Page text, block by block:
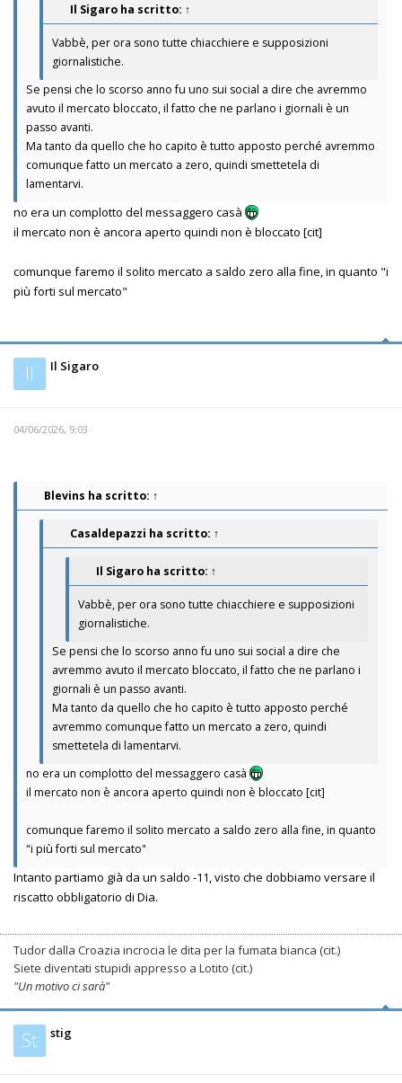
Il Sigaro ha scritto: ↑
Vabbè, per ora sono tutte chiacchiere e supposizioni
giornalistiche.
Se pensi che lo scorso anno fu uno sui social a dire che avremmo
avuto il mercato bloccato, il fatto che ne parlano i giornali è un
passo avanti.
Ma tanto da quello che ho capito è tutto apposto perché avremmo
comunque fatto un mercato a zero, quindi smettetela di
lamentarvi.
no era un complotto del messaggero casà
il mercato non è ancora aperto quindi non è bloccato [cit]
comunque faremo il solito mercato a saldo zero alla fine, in quanto "i
più forti sul mercato"
Il Il Sigaro
04/06/2026, 9:03
Blevins ha scritto: ↑
Casaldepazzi ha scritto: ↑
Il Sigaro ha scritto: ↑
Vabbè, per ora sono tutte chiacchiere e supposizioni
giornalistiche.
Se pensi che lo scorso anno fu uno sui social a dire che
avremmo avuto il mercato bloccato, il fatto che ne parlano i
giornali è un passo avanti.
Ma tanto da quello che ho capito è tutto apposto perché
avremmo comunque fatto un mercato a zero, quindi
smettetela di lamentarvi.
no era un complotto del messaggero casà
il mercato non è ancora aperto quindi non è bloccato [cit]
comunque faremo il solito mercato a saldo zero alla fine, in quanto
"i più forti sul mercato"
Intanto partiamo già da un saldo -11, visto che dobbiamo versare il
riscatto obbligatorio di Dia.
Tudor dalla Croazia incrocia le dita per la fumata bianca (cit.)
Siete diventati stupidi appresso a Lotito (cit.)
"Un motivo ci sarà"
St stig